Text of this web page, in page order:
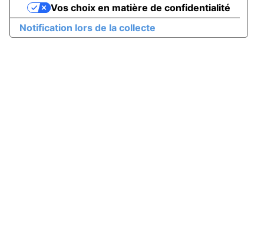
Notification lors de la collecte
Vos choix en matière de confidentialité